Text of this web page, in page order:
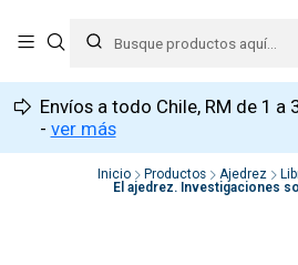
Envíos a todo Chile, RM de 1 a
- ver más
Inicio Productos Ajedrez
El ajedrez. Investigaciones